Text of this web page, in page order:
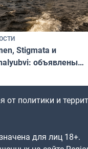
Stigmata и
объявлены
в 2026 года
от политики и
для лиц 18+.